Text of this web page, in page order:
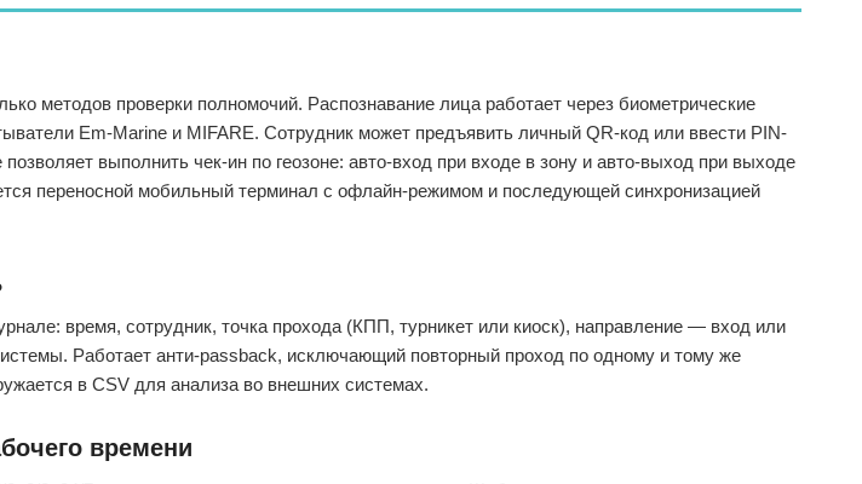
методов проверки полномочий. Распознавание лица работает через биометрические
Em-Marine и MIFARE. Сотрудник может предъявить личный QR-код или ввести PIN-
выполнить чек-ин по геозоне: авто-вход при входе в зону и авто-выход при выходе
переносной мобильный терминал с офлайн-режимом и последующей синхронизацией
время, сотрудник, точка прохода (КПП, турникет или киоск), направление — вход или
Работает анти-passback, исключающий повторный проход по одному и тому же
в CSV для анализа во внешних системах.
времени